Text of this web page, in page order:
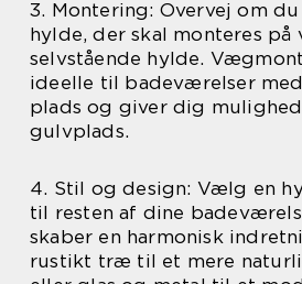
3. Montering: Overvej om
hylde, der skal monteres
selvstående hylde.
ideelle til badeværelser
plads og giver dig
gulvplads.
4. Stil og design: Vælg en
til resten af dine
skaber en harmonisk
rustikt træ til et mere